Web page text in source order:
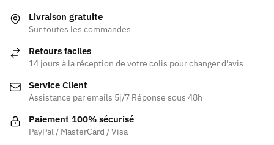
Livraison gratuite
Sur toutes les commandes
Retours faciles
14 jours à la réception de votre colis pour changer d'avis
Service Client
Assistance par emails 5j/7 Réponse sous 48h
Paiement 100% sécurisé
PayPal / MasterCard / Visa